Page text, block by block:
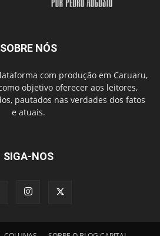
SOBRE NÓS
com produção em Caruaru,
objetivo oferecer aos leitores,
pautados nas verdades dos fatos
e atuais.
SIGA-NOS